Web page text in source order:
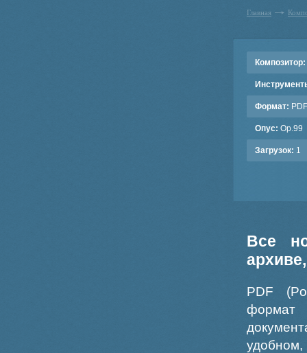
Главная
Композитор:
Формат: PDF
Опус: Op.99
Загрузок: 1
Все
PDF
формат